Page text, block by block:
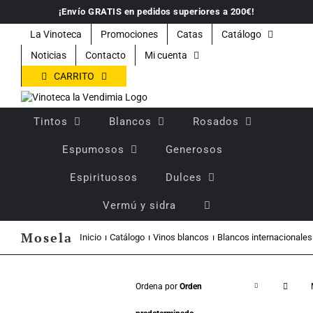
contenido
¡Envío GRATIS en pedidos superiores a 200€!
La Vinoteca Promociones Catas
Catálogo
Noticias
Contacto
Mi cuenta
CARRITO
Tintos Blancos Rosados
Espumosos Generosos
Espirituosos Dulces
Vermú y sidra
Mosela Inicio Catálogo Vinos blancos Blancos internacionales
Ordena por Orden